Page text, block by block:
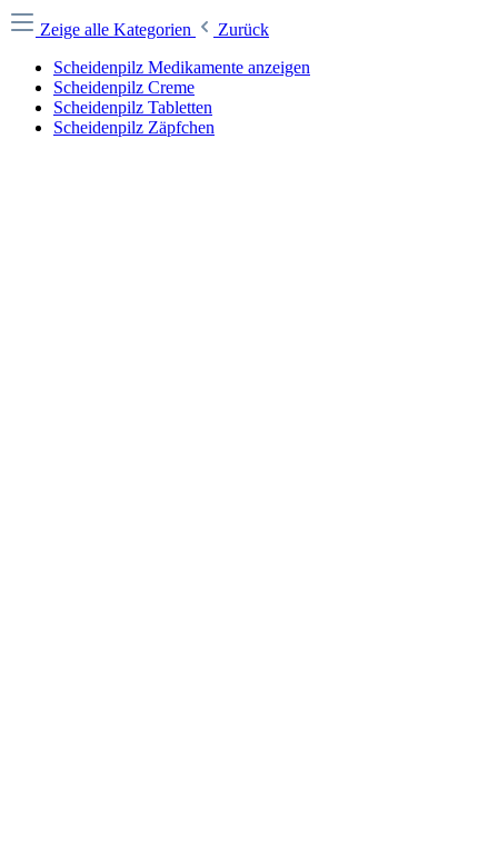
Zeige alle Kategorien
Zurück
Scheidenpilz Medikamente anzeigen
Scheidenpilz Creme
Scheidenpilz Tabletten
Scheidenpilz Zäpfchen